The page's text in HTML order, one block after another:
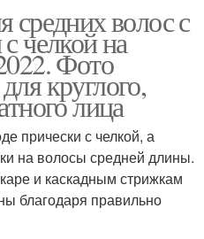
Челка для волос
Челки для стрижки
средних волос с
челкой на
Фото
круглого,
лица
прически с челкой, а
на волосы средней длины.
и каскадным стрижкам
благодаря правильно